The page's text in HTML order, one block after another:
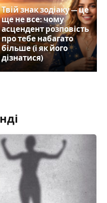
Твій знак зодіаку — це
ще не все: чому
асцендент розповість
про тебе набагато
більше (і як його
дізнатися)